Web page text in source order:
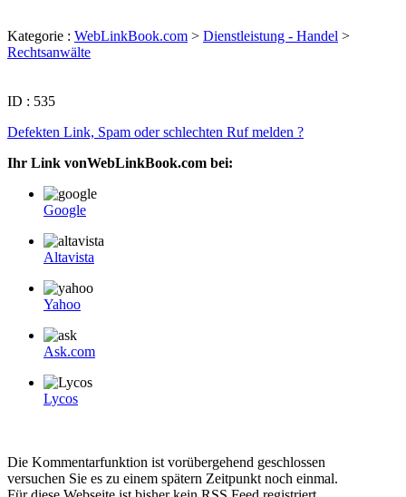
Kategorie : WebLinkBook.com > Dienstleistung - Handel >
Rechtsanwälte
ID : 535
Defekten Link, Spam oder schlechten Ruf melden ?
Ihr Link vonWebLinkBook.com bei:
Google
Altavista
Yahoo
Ask.com
Lycos
Die Kommentarfunktion ist vorübergehend geschlossen
versuchen Sie es zu einem spätern Zeitpunkt noch einmal.